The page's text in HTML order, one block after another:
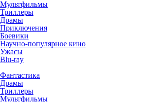
Мультфильмы
Триллеры
Драмы
Приключения
Боевики
Научно-популярное кино
Ужасы
Blu-ray
Фантастика
Драмы
Триллеры
Мультфильмы